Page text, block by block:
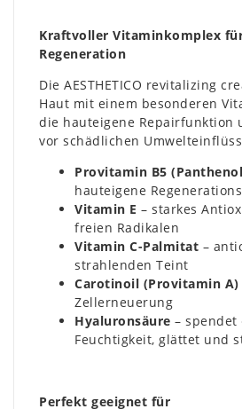
Kraftvoller Vitaminkomplex
Regeneration
Die AESTHETICO revitalizing
Haut mit einem besonderen
die hauteigene Repairfunktion
vor schädlichen
Provitamin B5
hauteigene
Vitamin E – starkes
freien Radikalen
Vitamin C-Palmitat –
strahlenden Teint
Carotinoil (Provitamin A)
Zellerneuerung
Hyaluronsäure – spendet
Feuchtigkeit, glättet und
Perfekt geeignet für